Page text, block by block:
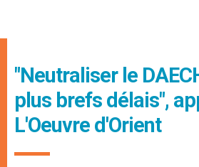
"Neutraliser le
plus brefs délais",
L'Oeuvre d'Orient